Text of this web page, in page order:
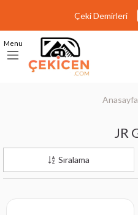
Çeki Demirleri
Menu
Anasayfa
JR
Sıralama